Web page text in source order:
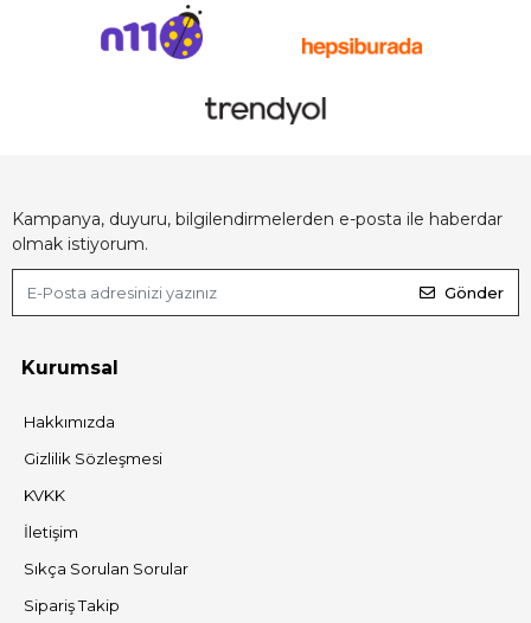
Kampanya, duyuru, bilgilendirmelerden e-posta ile haberdar
olmak istiyorum.
Gönder
Kurumsal
Hakkımızda
Gizlilik Sözleşmesi
KVKK
İletişim
Sıkça Sorulan Sorular
Sipariş Takip